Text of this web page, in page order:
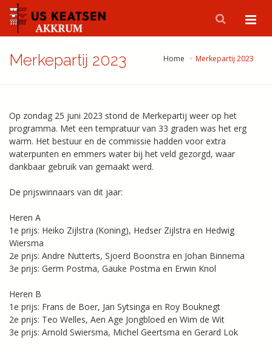
Home Merkepartij 2023
Merkepartij 2023
Op zondag 25 juni 2023 stond de Merkepartij weer op het
programma. Met een tempratuur van 33 graden was het erg
warm. Het bestuur en de commissie hadden voor extra
waterpunten en emmers water bij het veld gezorgd, waar
dankbaar gebruik van gemaakt werd.
De prijswinnaars van dit jaar:
Heren A
1e prijs: Heiko Zijlstra (Koning), Hedser Zijlstra en Hedwig
Wiersma
2e prijs: Andre Nutterts, Sjoerd Boonstra en Johan Binnema
3e prijs: Germ Postma, Gauke Postma en Erwin Knol
Heren B
1e prijs: Frans de Boer, Jan Sytsinga en Roy Bouknegt
2e prijs: Teo Welles, Aen Age Jongbloed en Wim de Wit
3e prijs: Arnold Swiersma, Michel Geertsma en Gerard Lok